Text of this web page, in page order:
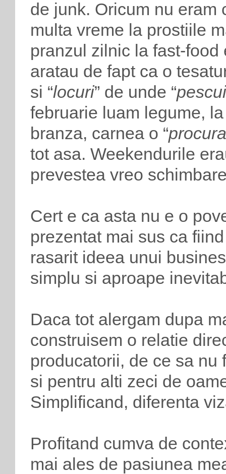
de junk. Oricum nu eram
multa vreme la prostiile
pranzul zilnic la fast-
aratau de fapt ca o
si “locuri” de unde “
februarie luam legume,
branza, carnea o “
tot asa. Weekendurile
prevestea vreo
Cert e ca asta nu e o
prezentat mai sus ca
rasarit ideea unui
simplu si aproape
Daca tot alergam dupa
construisem o relatie
producatorii, de ce sa nu
si pentru alti zeci de
Simplificand, diferenta
Profitand cumva de
mai ales de pasiunea